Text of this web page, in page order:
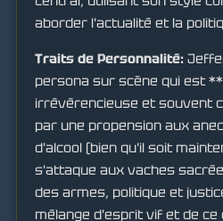
aborder l'actualité et la
Traits de Personnalité:
persona sur scène qui est
irrévérencieuse et souvent
par une propension aux
d'alcool (bien qu'il soit
s'attaque aux vaches
des armes, politique et
mélange d'esprit vif et de